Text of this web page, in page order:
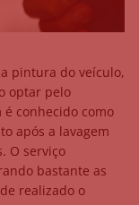
pintura do veículo,
optar pelo
conhecido como
após a lavagem
O serviço
bastante as
realizado o